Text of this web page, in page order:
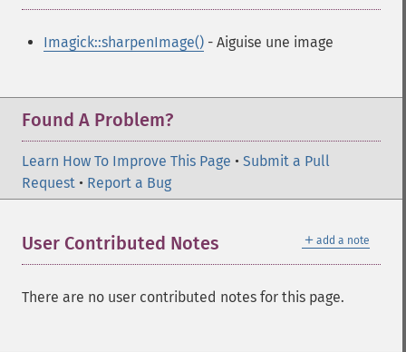
Imagick::sharpenImage() - Aiguise une image
Found A Problem?
Learn How To Improve This Page • Submit a Pull
Request • Report a Bug
＋ add a note
User Contributed Notes
There are no user contributed notes for this page.